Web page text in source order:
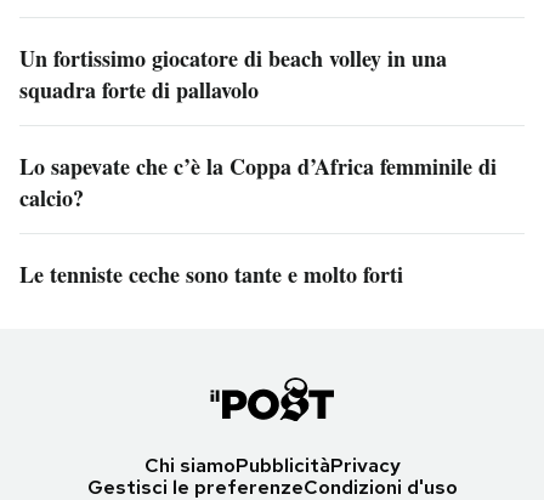
Un fortissimo giocatore di beach volley in una
squadra forte di pallavolo
Lo sapevate che c’è la Coppa d’Africa femminile di
calcio?
Le tenniste ceche sono tante e molto forti
Chi siamoPubblicitàPrivacy
Gestisci le preferenzeCondizioni d'uso